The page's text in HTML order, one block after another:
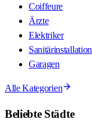
Coiffeure
Ärzte
Elektriker
Sanitärinstallation
Garagen
Alle Kategorien
Beliebte Städte